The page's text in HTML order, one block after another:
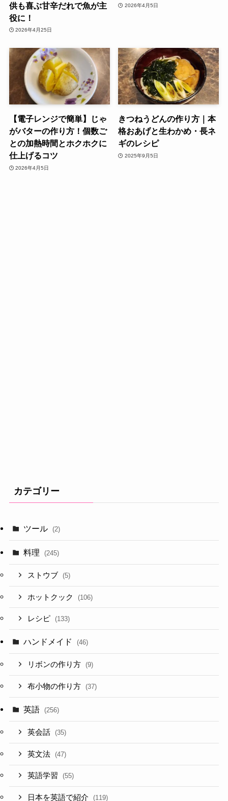
供も喜ぶ甘辛だれで魚が主
役に！
2026年4月25日
2026年4月5日
【電子レンジで簡単】じゃ
がバターの作り方！個数ご
との加熱時間とホクホクに
仕上げるコツ
2026年4月5日
きつねうどんの作り方｜本
格おあげと生わかめ・長ネ
ギのレシピ
2025年9月5日
カテゴリー
ツール (2)
料理 (245)
ストウブ (5)
ホットクック (106)
レシピ (133)
ハンドメイド (46)
リボンの作り方 (9)
布小物の作り方 (37)
英語 (256)
英会話 (35)
英文法 (47)
英語学習 (55)
日本を英語で紹介 (119)